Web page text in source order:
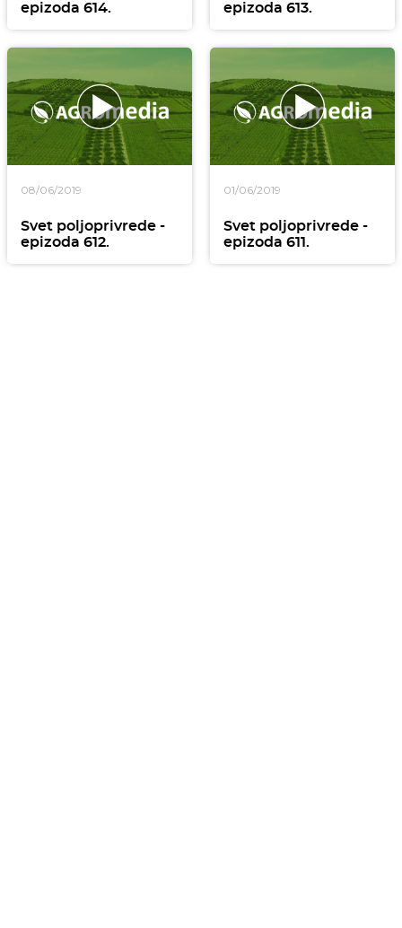
epizoda 614.
epizoda 613.
08/06/2019
Svet poljoprivrede -
epizoda 612.
01/06/2019
Svet poljoprivrede -
epizoda 611.